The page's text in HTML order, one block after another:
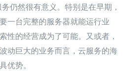
仍然很有意义。特别是在早期，
一台完整的服务器就能运行业
性的经营成为了可能。又或者，
动巨大的业务而言，云服务的海
优势。